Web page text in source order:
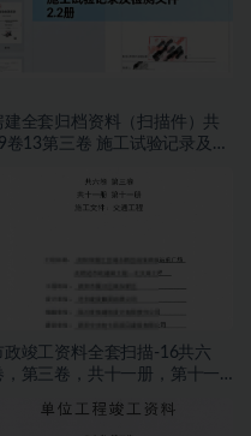
建全套归档资料（扫描件）共
卷13第三卷 施工试验记录及检
政竣工资料全套扫描-16共六
，第三卷，共十一册，第十一